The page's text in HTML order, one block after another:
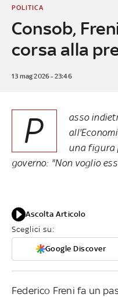
Consob,
corsa alla
POLITICA
13 mag 2026 - 23:46
P
asso
una figura
governo: "Non voglio
Ascolta Articolo
Sceglici su:
Google Discover
Federico Freni fa un